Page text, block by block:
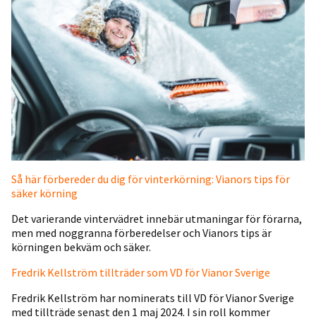
Så här förbereder du dig för vinterkörning: Vianors tips för
säker körning
Det varierande vintervädret innebär utmaningar för förarna,
men med noggranna förberedelser och Vianors tips är
körningen bekväm och säker.
Fredrik Kellström tillträder som VD för Vianor Sverige
Fredrik Kellström har nominerats till VD för Vianor Sverige
med tillträde senast den 1 maj 2024. I sin roll kommer